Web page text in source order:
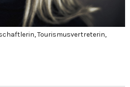
Tourismusvertreterin,